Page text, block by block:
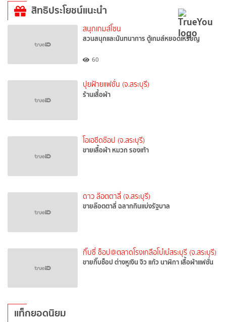
สิทธิประโยชน์แนะนำ
สนุกเกมส์โซน
สวนสนุกและนันทนาการ ตู้เกมส์หยอดเหรียญ
60
ปุยฝ้ายแฟชั่น (จ.สระบุรี)
ร้านเสื้อผ้า
โอเอซีดช๊อป (จ.สระบุรี)
ขายเสื้อผ้า หมวก รองเท้า
ดาว ล๊อตตาลี่ (จ.สระบุรี)
ขายล๊อตตาลี่ ฉลากกินแบ่งรัฐบาล
กิ๊บซี่ ช็อป@ตลาดโรงเกลือโบ๋เบ๋สระบุรี (จ.สระบุรี)
ขายกิ๊บช็อป ต่างหูเงิน จิว แก้ว นาฬิกา เสื้อผ้าแฟชั่น
แท็กยอดนิยม